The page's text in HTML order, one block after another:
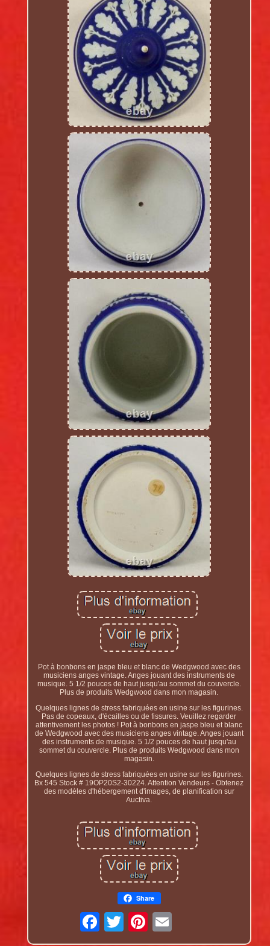
Pot à bonbons en jaspe bleu et blanc de Wedgwood avec des
musiciens anges vintage. Anges jouant des instruments de
musique. 5 1/2 pouces de haut jusqu'au sommet du couvercle.
Plus de produits Wedgwood dans mon magasin.
Quelques lignes de stress fabriquées en usine sur les figurines.
Pas de copeaux, d'écailles ou de fissures. Veuillez regarder
attentivement les photos ! Pot à bonbons en jaspe bleu et blanc
de Wedgwood avec des musiciens anges vintage. Anges jouant
des instruments de musique. 5 1/2 pouces de haut jusqu'au
sommet du couvercle. Plus de produits Wedgwood dans mon
magasin.
Quelques lignes de stress fabriquées en usine sur les figurines.
Bx 545 Stock # 19OP20S2-30224. Attention Vendeurs - Obtenez
des modèles d'hébergement d'images, de planification sur
Auctiva.
Share